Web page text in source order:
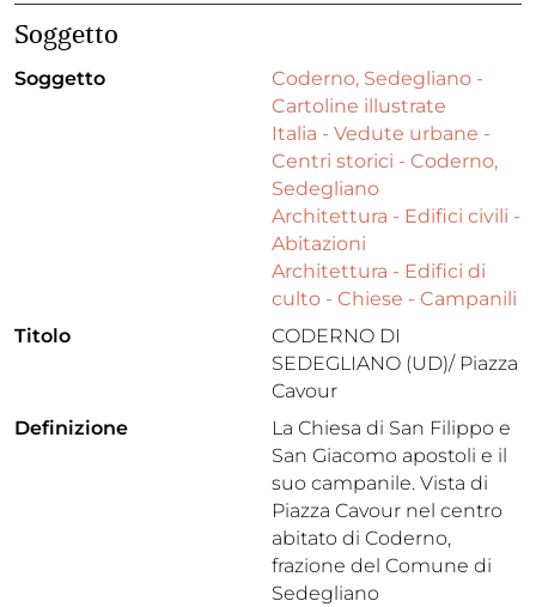
Soggetto
Soggetto
Coderno, Sedegliano -
Cartoline illustrate
Italia - Vedute urbane -
Centri storici - Coderno,
Sedegliano
Architettura - Edifici civili -
Abitazioni
Architettura - Edifici di
culto - Chiese - Campanili
Titolo
CODERNO DI
SEDEGLIANO (UD)/ Piazza
Cavour
Definizione
La Chiesa di San Filippo e
San Giacomo apostoli e il
suo campanile. Vista di
Piazza Cavour nel centro
abitato di Coderno,
frazione del Comune di
Sedegliano